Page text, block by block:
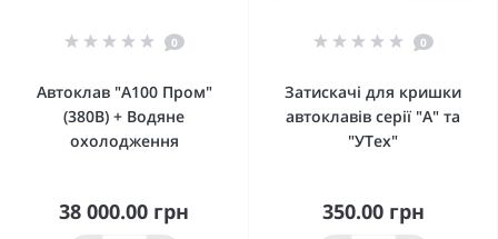
0
Автоклав "А100 Пром"
(380В) + Водяне
охолодження
38 000.00 грн
0
Затискачі для кришки
автоклавів серії "А" та
"УТех"
350.00 грн